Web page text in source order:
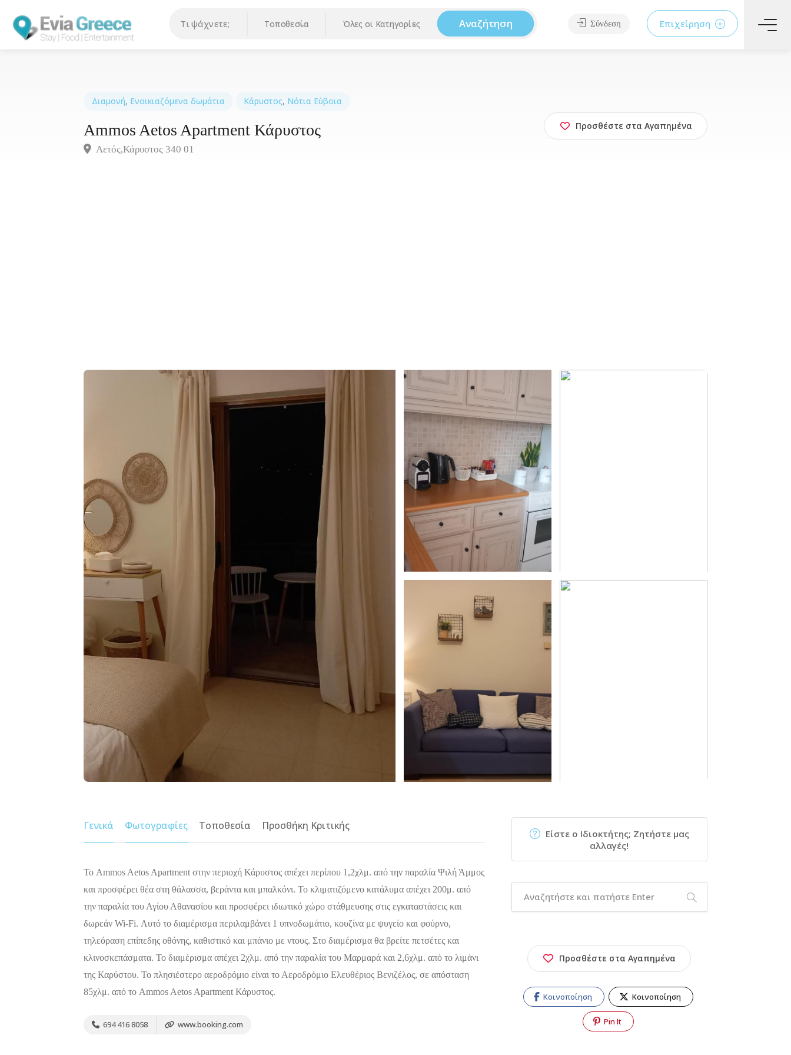
Τοποθεσία Όλες οι Κατηγορίες Αναζήτηση Σύνδεση Επιχείρηση
Διαμονή, Ενοικιαζόμενα δωμάτια Κάρυστος, Νότια Εύβοια
Ammos Aetos Apartment Κάρυστος
Αετός,Κάρυστος 340 01
Προσθέστε στα Αγαπημένα
Γενικά Φωτογραφίες Τοποθεσία Προσθήκη Κριτικής
Το Ammos Aetos Apartment στην περιοχή Κάρυστος απέχει περίπου 1,2χλμ. από την παραλία Ψιλή Άμμος
και προσφέρει θέα στη θάλασσα, βεράντα και μπαλκόνι. Το κλιματιζόμενο κατάλυμα απέχει 200μ. από
την παραλία του Αγίου Αθανασίου και προσφέρει ιδιωτικό χώρο στάθμευσης στις εγκαταστάσεις και
δωρεάν Wi-Fi. Αυτό το διαμέρισμα περιλαμβάνει 1 υπνοδωμάτιο, κουζίνα με ψυγείο και φούρνο,
τηλεόραση επίπεδης οθόνης, καθιστικό και μπάνιο με ντους. Στο διαμέρισμα θα βρείτε πετσέτες και
κλινοσκεπάσματα. Το διαμέρισμα απέχει 2χλμ. από την παραλία του Μαρμαρά και 2,6χλμ. από το λιμάνι
της Καρύστου. Το πλησιέστερο αεροδρόμιο είναι το Αεροδρόμιο Ελευθέριος Βενιζέλος, σε απόσταση
85χλμ. από το Ammos Aetos Apartment Κάρυστος.
694 416 8058 www.booking.com
Είστε ο Ιδιοκτήτης; Ζητήστε μας
αλλαγές!
Προσθέστε στα Αγαπημένα
Κοινοποίηση Κοινοποίηση
Pin It